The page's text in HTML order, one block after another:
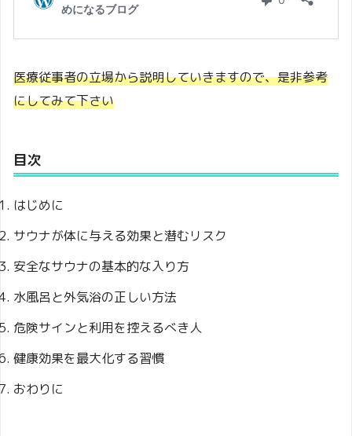
医療従事者の立場から説明していきますので、是非参考
にしてみて下さい
目次
はじめに
サウナが体に与える効果と潜むリスク
安全なサウナの基本的な入り方
水風呂と外気浴の正しい方法
危険サインと利用を控えるべき人
健康効果を最大化する習慣
おわりに